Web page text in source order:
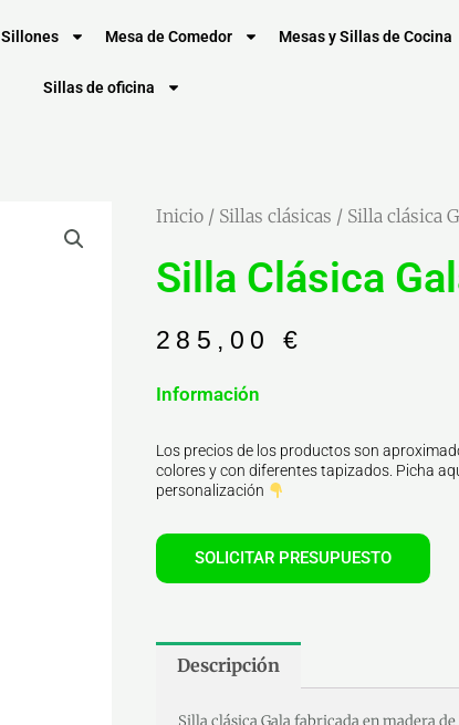
Sillones Mesa de Comedor Mesas y Sillas de Cocina
Sillas de oficina
Inicio / Sillas clásicas / Silla clásica
Silla Clásica
285,00 €
Información
Los precios de los productos son
colores y con diferentes tapizados. Picha
personalización
SOLICITAR PRESUPUESTO
Descripción
Silla clásica Gala fabricada en madera